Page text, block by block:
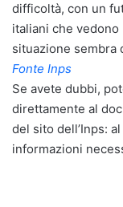
difficoltà, con un
italiani che
situazione sembra
Fonte Inps
Se avete dubbi,
direttamente al
del sito dell’Inps:
informazioni